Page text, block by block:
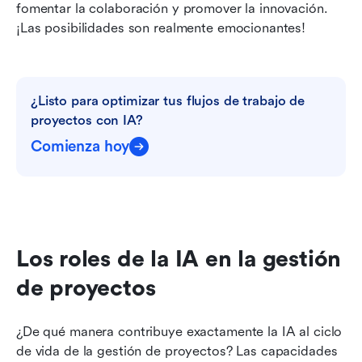
fomentar la colaboración y promover la innovación.
¡Las posibilidades son realmente emocionantes!
¿Listo para optimizar tus flujos de trabajo de
proyectos con IA?
Comienza hoy
Los roles de la IA en la gestión
de proyectos
¿De qué manera contribuye exactamente la IA al ciclo
de vida de la gestión de proyectos? Las capacidades